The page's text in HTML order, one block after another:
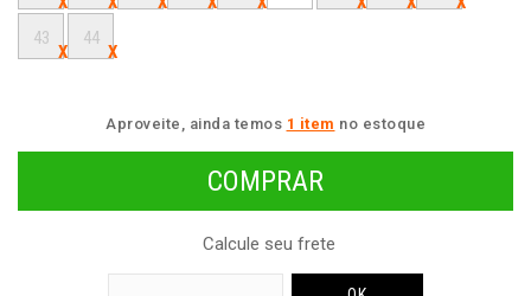
43 44
Aproveite, ainda temos 1 item no estoque
Calcule seu frete